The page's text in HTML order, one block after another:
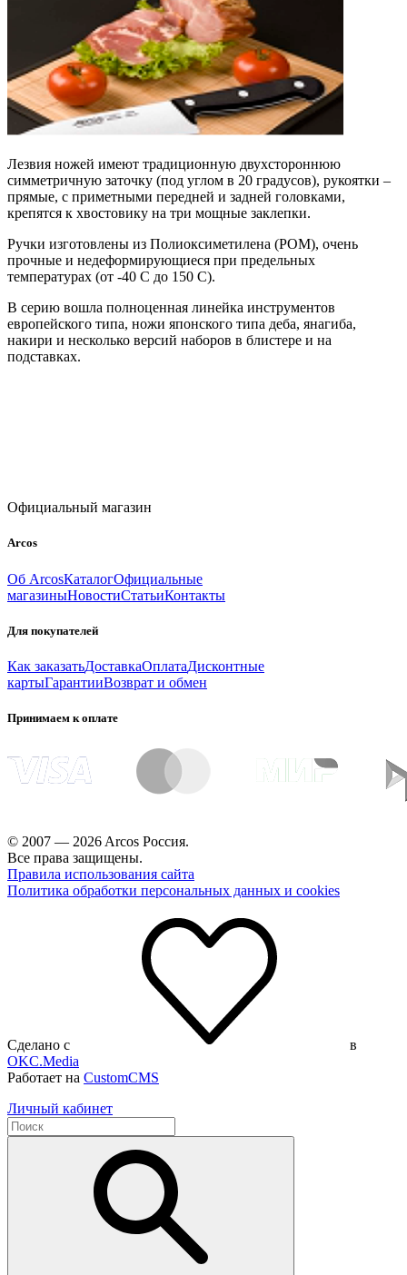
Лезвия ножей имеют традиционную двухстороннюю
симметричную заточку (под углом в 20 градусов), рукоятки –
прямые, с приметными передней и задней головками,
крепятся к хвостовику на три мощные заклепки.
Ручки изготовлены из Полиоксиметилена (POM), очень
прочные и недеформирующиеся при предельных
температурах (от -40 C до 150 C).
В серию вошла полноценная линейка инструментов
европейского типа, ножи японского типа деба, янагиба,
накири и несколько версий наборов в блистере и на
подставках.
Официальный магазин
Arcos
Об ArcosКаталогОфициальные
магазиныНовостиСтатьиКонтакты
Для покупателей
Как заказатьДоставкаОплатаДисконтные
картыГарантииВозврат и обмен
Принимаем к оплате
© 2007 — 2026 Arcos Россия.
Все права защищены.
Правила использования сайта
Политика обработки персональных данных и cookies
Сделано с
в
OKC.Media
Работает на CustomCMS
Личный кабинет